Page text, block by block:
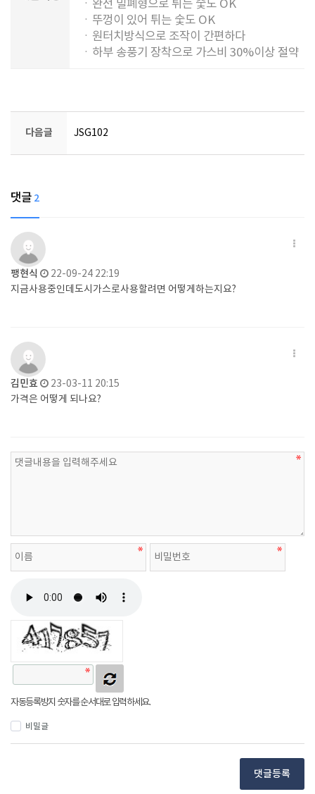
ㆍ완전 밀폐형으로 튀는 숯도 OK
ㆍ뚜껑이 있어 튀는 숯도 OK
ㆍ원터치방식으로 조작이 간편하다
ㆍ하부 송풍기 장착으로 가스비 30%이상 절약
다음글 JSG102
댓글 2
팽현식
22-09-24 22:19
지금사용중인데도시가스로사용할려면 어떻게하는지요?
김민효
23-03-11 20:15
가격은 어떻게 되나요?
자동등록방지 숫자를 순서대로 입력하세요.
비밀글
댓글등록